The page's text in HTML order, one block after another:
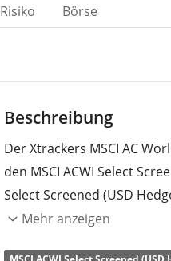
Risiko Börse
Beschreibung
Der Xtrackers MSCI AC
den MSCI ACWI Select
Select Screened (USD
Industrie- und
Mehr anzeigen